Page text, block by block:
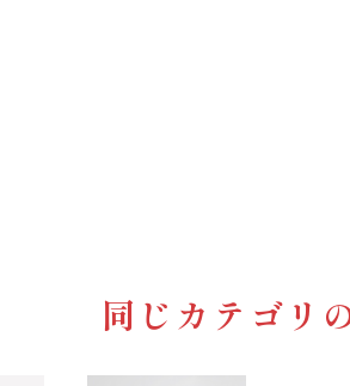
同じカテゴリ